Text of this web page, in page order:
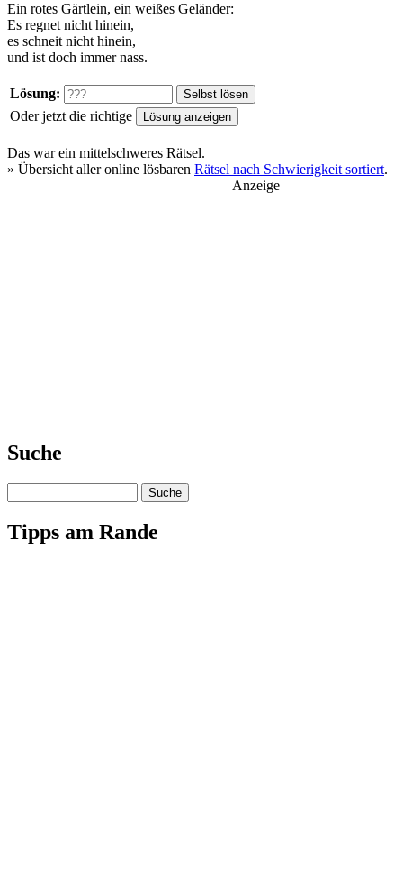
Ein rotes Gärtlein, ein weißes Geländer:
Es regnet nicht hinein,
es schneit nicht hinein,
und ist doch immer nass.
Lösung:
Oder jetzt die richtige
Das war ein mittelschweres Rätsel.
» Übersicht aller online lösbaren Rätsel nach Schwierigkeit sortiert.
Anzeige
Suche
Tipps am Rande